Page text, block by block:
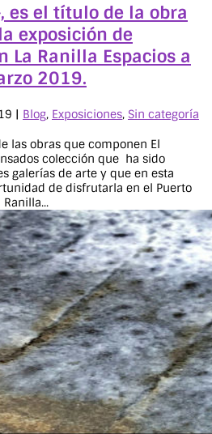
es el título de la obra
exposición de
La Ranilla Espacios a
2019.
| Blog, Exposiciones, Sin categoría
las obras que componen El
colección que ha sido
galerías de arte y que en esta
de disfrutarla en el Puerto